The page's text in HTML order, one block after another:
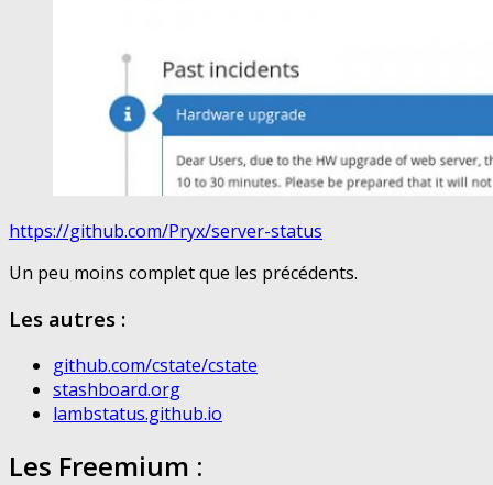
https://github.com/Pryx/server-status
Un peu moins complet que les précédents.
Les autres :
github.com/cstate/cstate
stashboard.org
lambstatus.github.io
Les Freemium :